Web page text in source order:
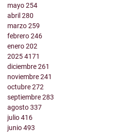
mayo254
abril280
marzo259
febrero246
enero202
20254171
diciembre261
noviembre241
octubre272
septiembre283
agosto337
julio416
junio493